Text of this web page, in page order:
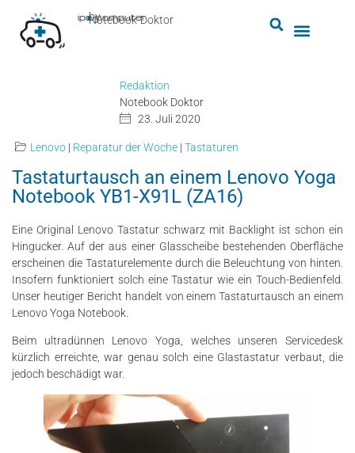
Notebook-Doktor
by
■
ipc-computer
Redaktion
Notebook Doktor
23. Juli 2020
Lenovo| Reparatur der Woche| Tastaturen
Tastaturtausch an einem Lenovo Yoga
Notebook YB1-X91L (ZA16)
Eine Original Lenovo Tastatur schwarz mit Backlight ist schon ein
Hingucker. Auf der aus einer Glasscheibe bestehenden Oberfläche
erscheinen die Tastaturelemente durch die Beleuchtung von hinten.
Insofern funktioniert solch eine Tastatur wie ein Touch-Bedienfeld.
Unser heutiger Bericht handelt von einem Tastaturtausch an einem
Lenovo Yoga Notebook.
Beim ultradünnen Lenovo Yoga, welches unseren Servicedesk
kürzlich erreichte, war genau solch eine Glastastatur verbaut, die
jedoch beschädigt war.